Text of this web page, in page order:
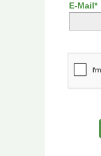
E-Mail*